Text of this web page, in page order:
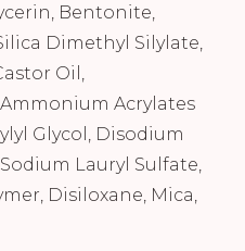
Bentonite,
Dimethyl Silylate,
Oil,
Acrylates
Glycol, Disodium
Lauryl Sulfate,
Disiloxane, Mica,